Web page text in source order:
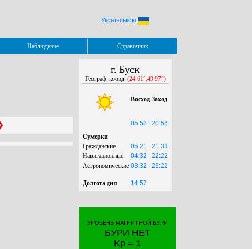
Українською
Наблюдение Справочник
г. Буск
Географ. коорд. (24.61°,49.97°)
Восход Заход
05:58
20:56
Сумерки
Гражданские
05:21
21:33
Навигационные
04:32
22:22
Астрономические 03:32 23:22
Долгота дня 14:57
УРОВЕНЬ МАГНИТНОЙ БУРИ
БУРИ НЕТ
Kp = 1